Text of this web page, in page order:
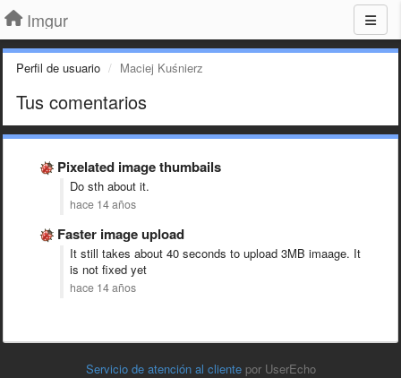
Imgur
Perfil de usuario Maciej Kuśnierz
Tus comentarios
Pixelated image thumbails
Do sth about it.
hace 14 años
Faster image upload
It still takes about 40 seconds to upload 3MB imaage. It
is not fixed yet
hace 14 años
Servicio de atención al cliente por UserEcho